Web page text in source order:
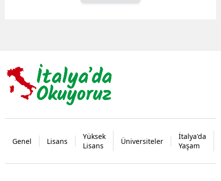
Genel Lisans
Yüksek
Lisans
Üniversiteler
İtalya'da
Yaşam